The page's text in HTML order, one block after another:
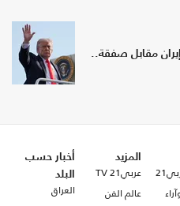
مقابل صفقة..
المزيد
عربي21 TV
عالم الفن
أخبار حسب
البلد
العراق